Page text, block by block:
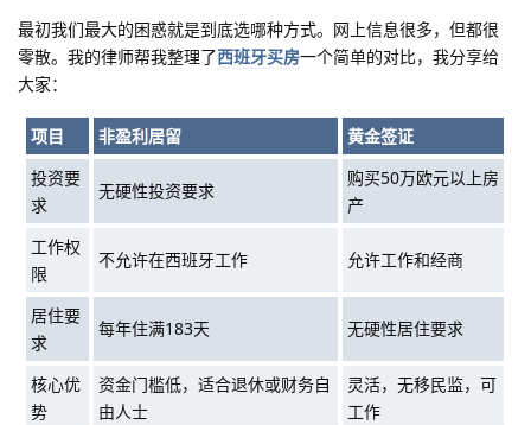
最初我们最大的困惑就是到底选哪种方式。网上信息很多，但都很
零散。我的律师帮我整理了西班牙买房一个简单的对比，我分享给
大家：
项目 非盈利居留
黄金签证
投资要
求
无硬性投资要求
购买50万欧元以上房
产
工作权
限
不允许在西班牙工作 允许工作和经商
居住要
求
每年住满183天 无硬性居住要求
核心优
势
资金门槛低，适合退休或财务自
由人士
灵活，无移民监，可
工作